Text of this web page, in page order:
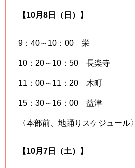
【10月8日（日）】
9：40～10：00 栄
10：20～10：50 長楽寺
11：00～11：20 木町
15：30～16：00 益津
〈本部前、地踊りスケジュール〉
【10月7日（土）】